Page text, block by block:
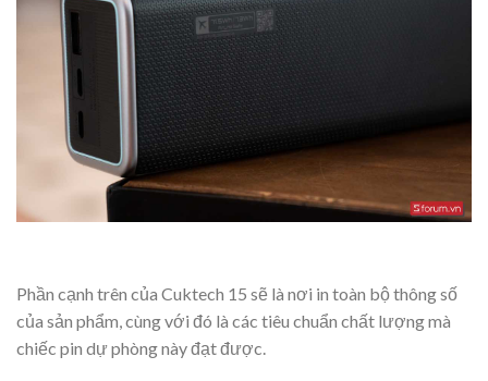
Phần cạnh trên của Cuktech 15 sẽ là nơi in toàn bộ thông số
của sản phẩm, cùng với đó là các tiêu chuẩn chất lượng mà
chiếc pin dự phòng này đạt được.